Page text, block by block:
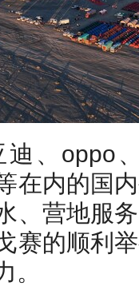
迪、oppo
在内的国
、营地服
赛的顺利